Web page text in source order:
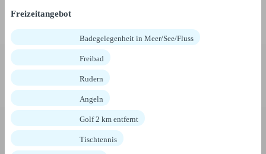
Freizeitangebot
Badegelegenheit in Meer/See/Fluss
Freibad
Rudern
Angeln
Golf 2 km entfernt
Tischtennis